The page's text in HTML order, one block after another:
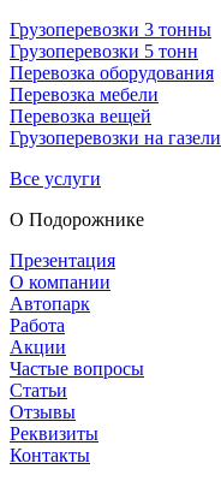
Грузоперевозки 3 тонны
Грузоперевозки 5 тонн
Перевозка оборудования
Перевозка мебели
Перевозка вещей
Грузоперевозки на газели
Все услуги
О Подорож­нике
Презентация
О компании
Автопарк
Работа
Акции
Частые вопросы
Статьи
Отзывы
Реквизиты
Контакты